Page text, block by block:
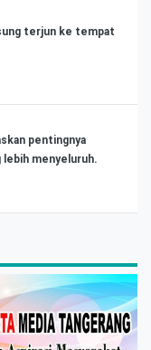
terjun ke tempat
pentingnya
lebih menyeluruh.